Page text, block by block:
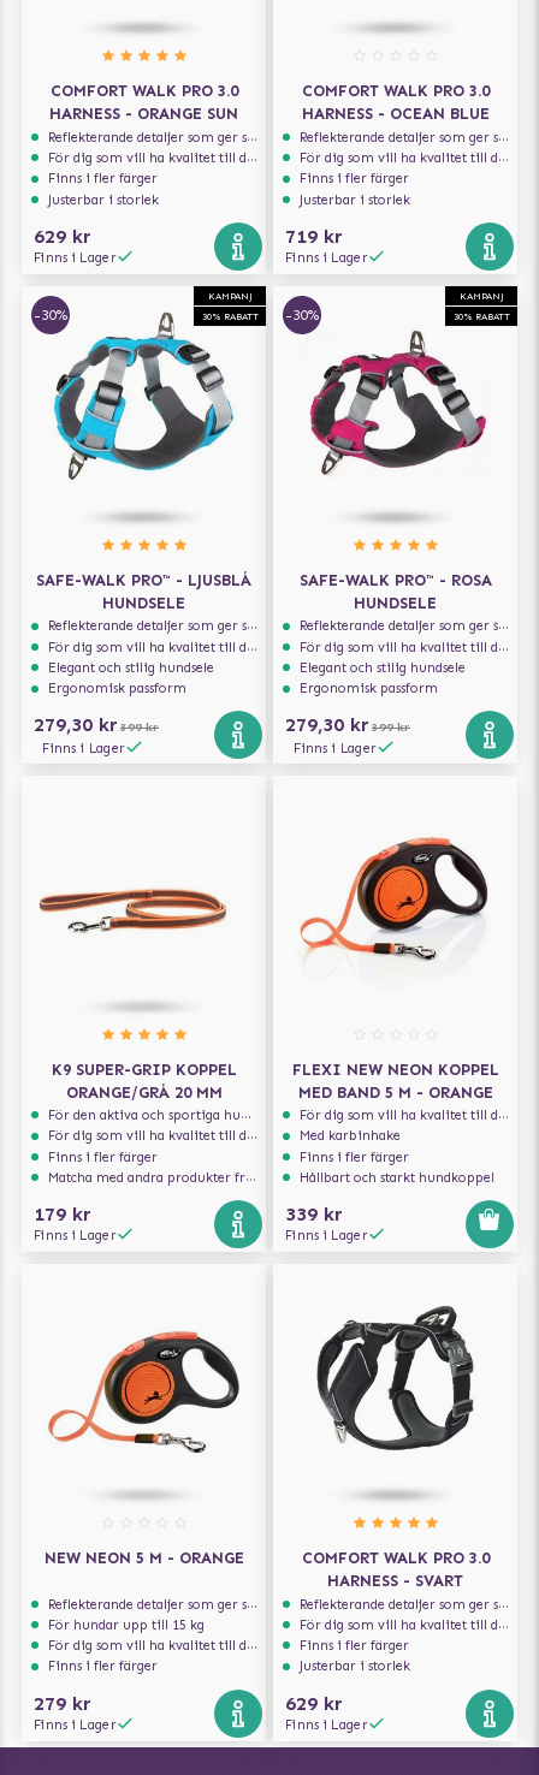
COMFORT WALK PRO 3.0
HARNESS - ORANGE SUN
Reflekterande detaljer som ger synlighet i svagt ljus
För dig som vill ha kvalitet till din hund!
Finns i fler färger
Justerbar i storlek
629 kr
Finns i Lager
COMFORT WALK PRO 3.0
HARNESS - OCEAN BLUE
Reflekterande detaljer som ger synlighet i svagt ljus
För dig som vill ha kvalitet till din hund!
Finns i fler färger
Justerbar i storlek
719 kr
Finns i Lager
KAMPANJ
30% RABATT
-30%
SAFE-WALK PRO™ - LJUSBLÅ
HUNDSELE
Reflekterande detaljer som ger synlighet i svagt ljus
För dig som vill ha kvalitet till din hund!
Elegant och stilig hundsele
Ergonomisk passform
279,30 kr 399 kr
Finns i Lager
KAMPANJ
30% RABATT
-30%
SAFE-WALK PRO™ - ROSA
HUNDSELE
Reflekterande detaljer som ger synlighet i svagt ljus
För dig som vill ha kvalitet till din hund!
Elegant och stilig hundsele
Ergonomisk passform
279,30 kr 399 kr
Finns i Lager
K9 SUPER-GRIP KOPPEL
ORANGE/GRÅ 20 MM
För den aktiva och sportiga hunden
För dig som vill ha kvalitet till din hund!
Finns i fler färger
Matcha med andra produkter från Julius-K9
179 kr
Finns i Lager
FLEXI NEW NEON KOPPEL
MED BAND 5 M - ORANGE
För dig som vill ha kvalitet till din hund!
Med karbinhake
Finns i fler färger
Hållbart och starkt hundkoppel
339 kr
Finns i Lager
NEW NEON 5 M - ORANGE
Reflekterande detaljer som ger synlighet i svagt ljus
För hundar upp till 15 kg
För dig som vill ha kvalitet till din hund!
Finns i fler färger
279 kr
Finns i Lager
COMFORT WALK PRO 3.0
HARNESS - SVART
Reflekterande detaljer som ger synlighet i svagt ljus
För dig som vill ha kvalitet till din hund!
Finns i fler färger
Justerbar i storlek
629 kr
Finns i Lager